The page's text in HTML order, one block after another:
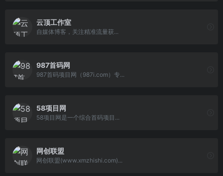
云顶工作室
自媒体博客，关注精准流量获...
987首码网
987首码项目网（987i.com）专...
58项目网
58项目网是一个综合首码项目...
网创联盟
网创联盟(www.xmzhishi.com)...